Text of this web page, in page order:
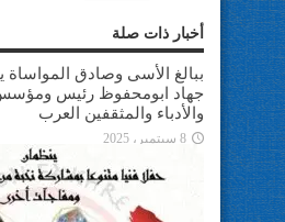
أخبار ذات صلة
ببالغ الأسى وصادق
جهاد ابومحفوظ رئيس
والأدباء والمثقفين العرب
8 سبتمبر، 2025